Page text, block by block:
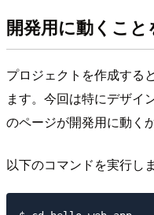
開発用に動くこと
プロジェクトを作成する
ます。今回は特にデザイ
のページが開発用に動く
以下のコマンドを実行しま